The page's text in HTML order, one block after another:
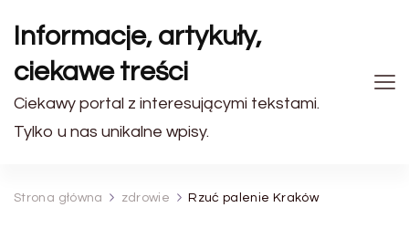
Informacje, artykuły,
ciekawe treści
Ciekawy portal z interesującymi tekstami.
Tylko u nas unikalne wpisy.
Strona główna zdrowie Rzuć palenie Kraków